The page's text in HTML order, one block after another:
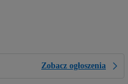
Zobacz ogłoszenia